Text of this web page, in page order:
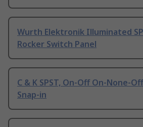
Wurth Elektronik Illuminated
Rocker Switch Panel
C & K SPST, On-Off On-None-
Snap-in